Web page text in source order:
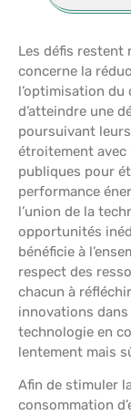
Les défis restent
concerne la
l’optimisation du
d’atteindre une
poursuivant
étroitement avec
publiques pour
performance
l’union de la
opportunités
bénéficie à
respect des
chacun à
innovations
technologie en
lentement mais
Afin de stimuler
consommation